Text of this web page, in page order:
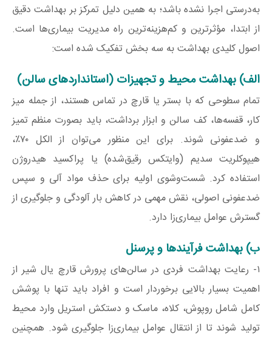
به‌درستی اجرا نشده باشد؛ به همین دلیل تمرکز بر بهداشت دقیق
از ابتدا، مؤثرترین و کم‌هزینه‌ترین راه مدیریت بیماری‌ها است.
اصول کلیدی بهداشت به سه بخش تفکیک شده است:
الف) بهداشت محیط و تجهیزات (استانداردهای سالن)
تمام سطوحی که با بستر یا قارچ در تماس هستند، از جمله میز
کار، قفسه‌ها، کف سالن و ابزار برداشت، باید بصورت منظم تمیز
و ضدعفونی شوند. برای این منظور می‌توان از الکل ۷۰٪،
هیپوکلریت سدیم (وایتکس رقیق‌شده) یا پراکسید هیدروژن
استفاده کرد. شست‌وشوی اولیه برای حذف مواد آلی و سپس
ضدعفونی اصولی، نقش مهمی در کاهش بار آلودگی و جلوگیری از
گسترش عوامل بیماری‌زا دارد.
ب) بهداشت فرآیندها و پرسنل
۱- رعایت بهداشت فردی در سالن‌های پرورش قارچ یال شیر از
اهمیت بسیار بالایی برخوردار است و افراد باید تنها با پوشش
کامل شامل روپوش، کلاه، ماسک و دستکش استریل وارد محیط
تولید شوند تا از انتقال عوامل بیماری‌زا جلوگیری شود. همچنین